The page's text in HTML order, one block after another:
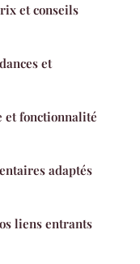
et conseils
et
et fonctionnalité
adaptés
liens entrants